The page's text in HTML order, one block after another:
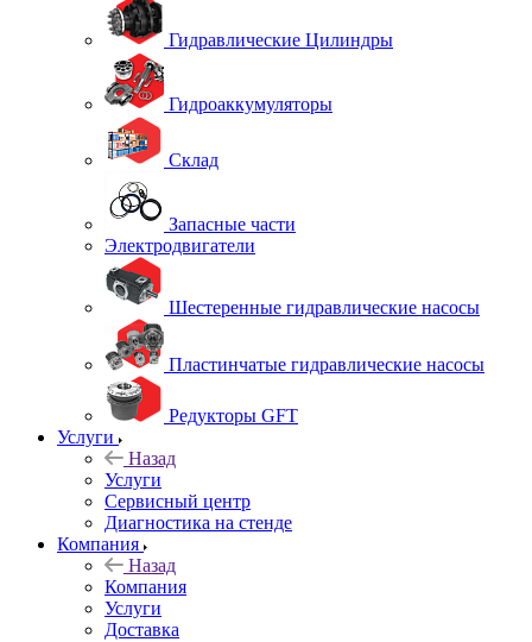
Гидравлические Цилиндры
Гидроаккумуляторы
Склад
Запасные части
Электродвигатели
Шестеренные гидравлические насосы
Пластинчатые гидравлические насосы
Редукторы GFT
Услуги
Назад
Услуги
Сервисный центр
Диагностика на стенде
Компания
Назад
Компания
Услуги
Доставка